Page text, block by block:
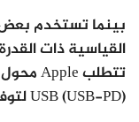
القياسية ذات
USB (USB-PD) لتوفير أقصى قدر ممكن من الطاقة.